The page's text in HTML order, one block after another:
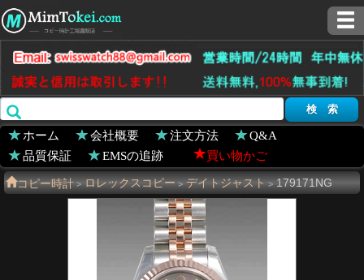
ホーム 会社概要 注文方法
Q&A
品質保証
EMSの追跡 買い物かご
コピー時計 > ロレックスコピー > デイトジャスト > 179171NG